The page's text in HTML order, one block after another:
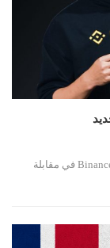
أوضح الرئيس التنفيذي لشركة Binance Changpeng “CZ” Zhao في مقابلة